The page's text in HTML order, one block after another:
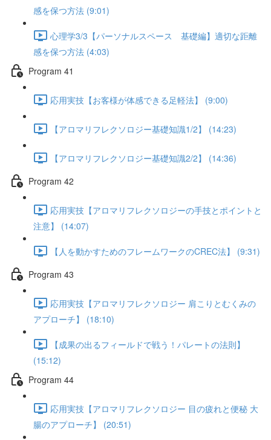
感を保つ方法 (9:01)
心理学3/3【パーソナルスペース 基礎編】適切な距離
感を保つ方法 (4:03)
Program 41
応用実技【お客様が体感できる足軽法】 (9:00)
【アロマリフレクソロジー基礎知識1/2】 (14:23)
【アロマリフレクソロジー基礎知識2/2】 (14:36)
Program 42
応用実技【アロマリフレクソロジーの手技とポイントと
注意】 (14:07)
【人を動かすためのフレームワークのCREC法】 (9:31)
Program 43
応用実技【アロマリフレクソロジー 肩こりとむくみの
アプローチ】 (18:10)
【成果の出るフィールドで戦う！パレートの法則】
(15:12)
Program 44
応用実技【アロマリフレクソロジー 目の疲れと便秘 大
腸のアプローチ】 (20:51)